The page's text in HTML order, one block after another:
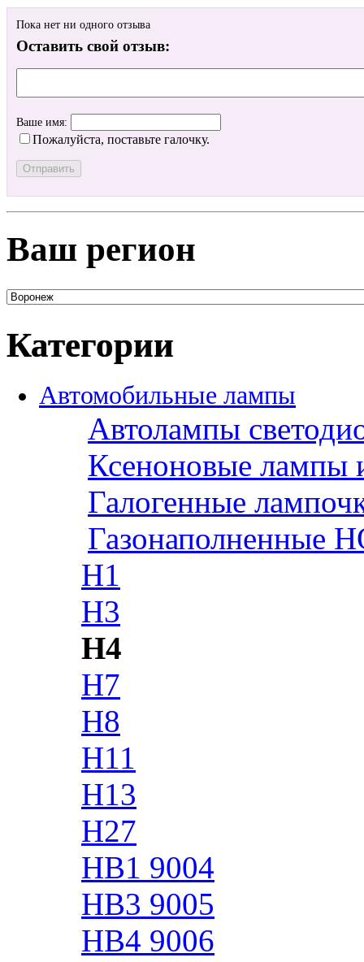
Пока нет ни одного отзыва
Оставить свой отзыв:
Ваше имя:
Пожалуйста, поставьте галочку.
Ваш регион
Категории
Автомобильные лампы
Автолампы
Ксеноновые лампы
Галогенные
Газонаполненные
H1
H3
H4
H7
H8
H11
H13
H27
HB1 9004
HB3 9005
HB4 9006